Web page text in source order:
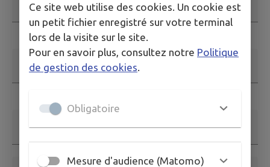
Ce champ est obligatoire
Adresse email *
Nom et prénom
Ce site web utilise des cookies. Un cookie est
un petit fichier enregistré sur votre terminal
lors de la visite sur le site.
Pour en savoir plus, consultez notre Politique
de gestion des cookies
Obligatoire
Mesure d'audience (Matomo)